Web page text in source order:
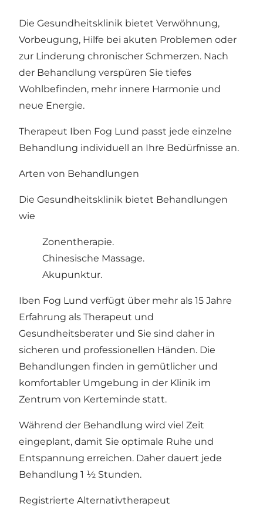
Die Gesundheitsklinik bietet Verwöhnung,
Vorbeugung, Hilfe bei akuten Problemen oder
zur Linderung chronischer Schmerzen. Nach
der Behandlung verspüren Sie tiefes
Wohlbefinden, mehr innere Harmonie und
neue Energie.
Therapeut Iben Fog Lund passt jede einzelne
Behandlung individuell an Ihre Bedürfnisse an.
Arten von Behandlungen
Die Gesundheitsklinik bietet Behandlungen
wie
Zonentherapie.
Chinesische Massage.
Akupunktur.
Iben Fog Lund verfügt über mehr als 15 Jahre
Erfahrung als Therapeut und
Gesundheitsberater und Sie sind daher in
sicheren und professionellen Händen. Die
Behandlungen finden in gemütlicher und
komfortabler Umgebung in der Klinik im
Zentrum von Kerteminde statt.
Während der Behandlung wird viel Zeit
eingeplant, damit Sie optimale Ruhe und
Entspannung erreichen. Daher dauert jede
Behandlung 1 ½ Stunden.
Registrierte Alternativtherapeut